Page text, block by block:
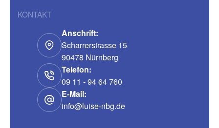
KONTAKT
Anschrift:
Scharrerstrasse 15
90478 Nürnberg
Telefon:
09 11 - 94 64 760
E-Mail:
info@luise-nbg.de